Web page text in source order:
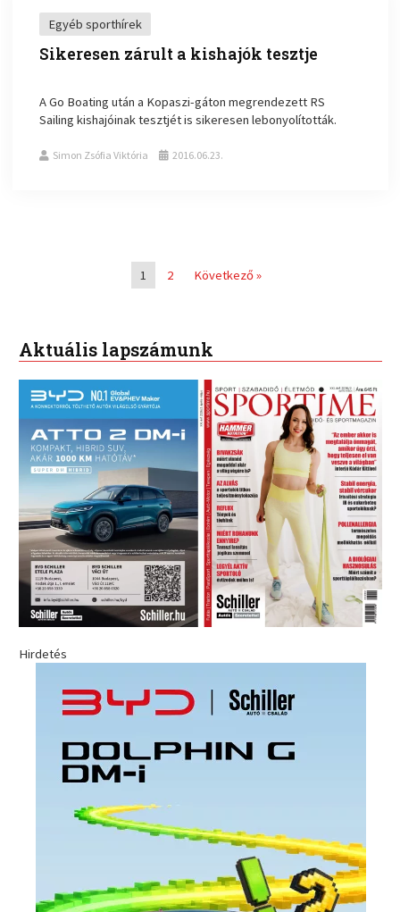
Egyéb sporthírek
Sikeresen zárult a kishajók tesztje
A Go Boating után a Kopaszi-gáton megrendezett RS
Sailing kishajóinak tesztjét is sikeresen lebonyolították.
Simon Zsófia Viktória 2016.06.23.
1 2 Következő »
Aktuális lapszámunk
Hirdetés